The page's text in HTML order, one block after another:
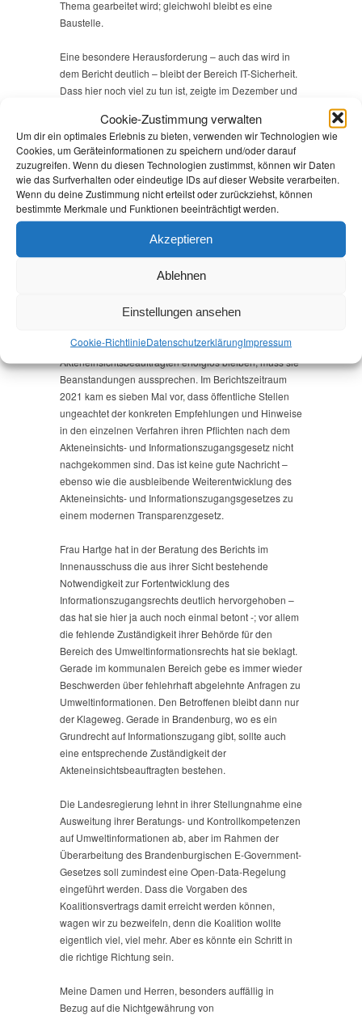
Cookie-Zustimmung verwalten
Um dir ein optimales Erlebnis zu bieten, verwenden wir Technologien wie
Cookies, um Geräteinformationen zu speichern und/oder darauf
zuzugreifen. Wenn du diesen Technologien zustimmst, können wir Daten
wie das Surfverhalten oder eindeutige IDs auf dieser Website verarbeiten.
Wenn du deine Zustimmung nicht erteilst oder zurückziehst, können
bestimmte Merkmale und Funktionen beeinträchtigt werden.
Akzeptieren
Ablehnen
Einstellungen ansehen
Cookie-RichtlinieDatenschutz­erklärungImpressum
Thema gearbeitet wird; gleichwohl bleibt es eine
Baustelle.
Eine besondere Herausforderung – auch das wird in
dem Bericht deutlich – bleibt der Bereich IT-Sicherheit.
Dass hier noch viel zu tun ist, zeigte im Dezember und
Landeshauptstadt Potsdam, die wiederholt alle Server
vom Netz nehmen musste und so über Wochen keine
Verwaltungsdienstleistungen anbieten konnte; das wird
künftig noch stärker im Fokus stehen müssen. Diesmal
sind zum Glück keine Daten abgeflossen, aber die
Abschaltung der Systeme war für die Bevölkerung ein
erhebliches Problem.
Der zweite uns vorliegende Bericht betrifft das Thema
Akteneinsicht. Es wird deutlich: Allzu gern werden
aus den verschiedensten Gründen von den
Vermittlungsbemühungen der
Akteneinsichtsbeauftragten erfolglos bleiben, muss sie
Beanstandungen aussprechen. Im Berichtszeitraum
2021 kam es sieben Mal vor, dass öffentliche Stellen
ungeachtet der konkreten Empfehlungen und Hinweise
in den einzelnen Verfahren ihren Pflichten nach dem
Akteneinsichts- und Informationszugangsgesetz nicht
nachgekommen sind. Das ist keine gute Nachricht –
ebenso wie die ausbleibende Weiterentwicklung des
Akteneinsichts- und Informationszugangsgesetzes zu
einem modernen Transparenzgesetz.
Frau Hartge hat in der Beratung des Berichts im
Innenausschuss die aus ihrer Sicht bestehende
Notwendigkeit zur Fortentwicklung des
Informationszugangsrechts deutlich hervorgehoben –
das hat sie hier ja auch noch einmal betont -; vor allem
die fehlende Zuständigkeit ihrer Behörde für den
Bereich des Umweltinformationsrechts hat sie beklagt.
Gerade im kommunalen Bereich gebe es immer wieder
Beschwerden über fehlehrhaft abgelehnte Anfragen zu
Umweltinformationen. Den Betroffenen bleibt dann nur
der Klageweg. Gerade in Brandenburg, wo es ein
Grundrecht auf Informationszugang gibt, sollte auch
eine entsprechende Zuständigkeit der
Akteneinsichtsbeauftragten bestehen.
Die Landesregierung lehnt in ihrer Stellungnahme eine
Ausweitung ihrer Beratungs- und Kontrollkompetenzen
auf Umweltinformationen ab, aber im Rahmen der
Überarbeitung des Brandenburgischen E-Government-
Gesetzes soll zumindest eine Open-Data-Regelung
eingeführt werden. Dass die Vorgaben des
Koalitionsvertrags damit erreicht werden können,
wagen wir zu bezweifeln, denn die Koalition wollte
eigentlich viel, viel mehr. Aber es könnte ein Schritt in
die richtige Richtung sein.
Meine Damen und Herren, besonders auffällig in
Bezug auf die Nichtgewährung von